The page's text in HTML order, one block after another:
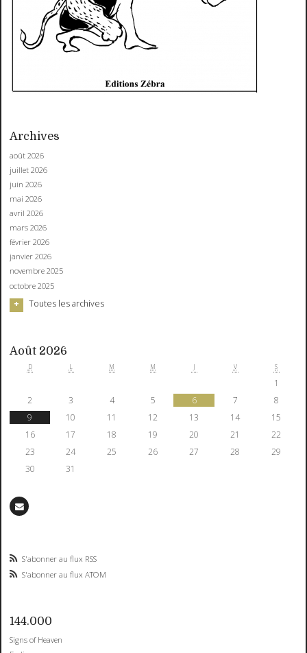
Archives
août 2026
juillet 2026
juin 2026
mai 2026
avril 2026
mars 2026
février 2026
janvier 2026
novembre 2025
octobre 2025
Toutes les archives
Août 2026
D L M M J V S
1
2
3 4 5 6 7
8
9
10 11 12 13 14
15
16
17 18 19 20 21
22
23
24 25 26 27 28
29
30
31
S'abonner au flux RSS
S'abonner au flux ATOM
144.000
Signs of Heaven